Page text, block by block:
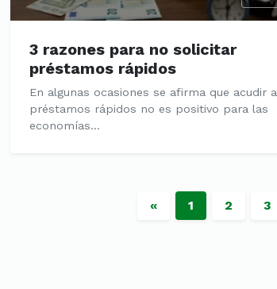
3 razones para no solicitar
préstamos rápidos
En algunas ocasiones se afirma que acudir a
préstamos rápidos no es positivo para las
economías...
« 1 2 3